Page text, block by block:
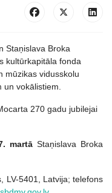
Staņislava Broka
kultūrkapitāla fonda
mūzikas vidusskolu
vokālistiem.
270 gadu jubilejai
martāStaņislava Broka
LV-5401, Latvija; telefons